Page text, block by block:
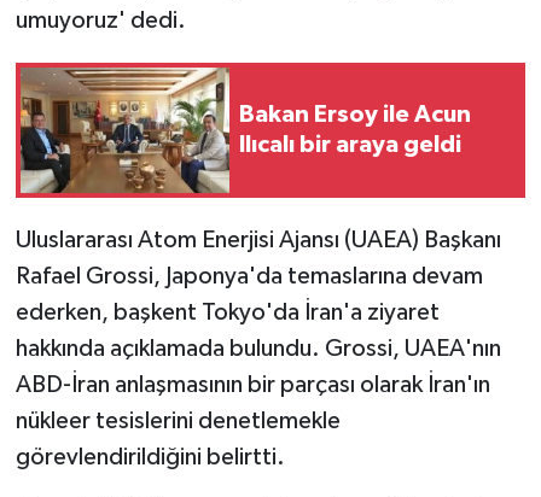
umuyoruz' dedi.
Bakan Ersoy ile Acun
Ilıcalı bir araya geldi
Uluslararası Atom Enerjisi Ajansı (UAEA) Başkanı
Rafael Grossi, Japonya'da temaslarına devam
ederken, başkent Tokyo'da İran'a ziyaret
hakkında açıklamada bulundu. Grossi, UAEA'nın
ABD-İran anlaşmasının bir parçası olarak İran'ın
nükleer tesislerini denetlemekle
görevlendirildiğini belirtti.